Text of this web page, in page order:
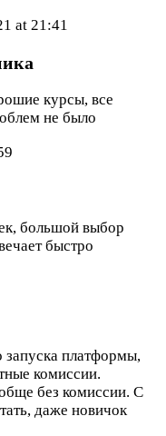
at 21:41
курсы, все
не было
большой выбор
быстро
запуска платформы,
комиссии.
без комиссии. С
даже новичок